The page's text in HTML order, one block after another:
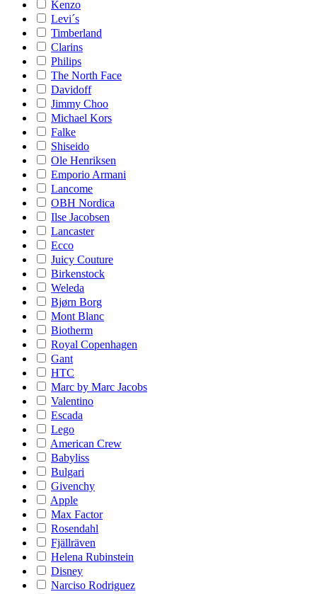
Kenzo
Levi´s
Timberland
Clarins
Philips
The North Face
Davidoff
Jimmy Choo
Michael Kors
Falke
Shiseido
Ole Henriksen
Emporio Armani
Lancome
OBH Nordica
Ilse Jacobsen
Lancaster
Ecco
Juicy Couture
Birkenstock
Weleda
Bjørn Borg
Mont Blanc
Biotherm
Royal Copenhagen
Gant
HTC
Marc by Marc Jacobs
Valentino
Escada
Lego
American Crew
Babyliss
Bulgari
Givenchy
Apple
Max Factor
Rosendahl
Fjällräven
Helena Rubinstein
Disney
Narciso Rodriguez